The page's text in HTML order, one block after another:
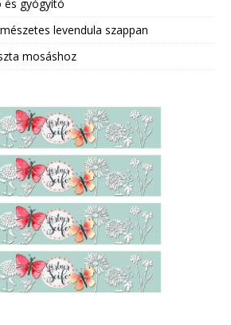
és gyógyító
levendula szappan
mosáshoz